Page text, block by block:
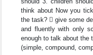
think about Now you
the task?  give some
and fluently with only
enough to talk about the
(simple, compound,